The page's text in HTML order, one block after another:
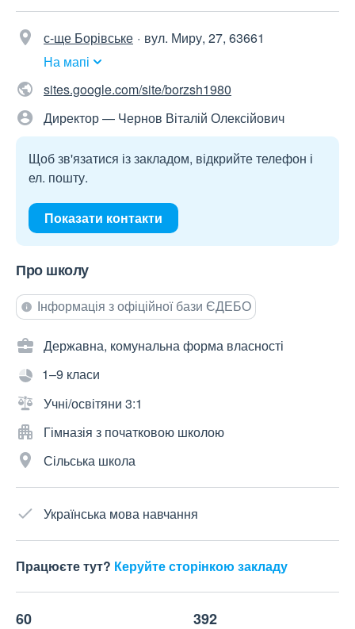
с-ще Борівське
вул. Миру, 27, 63661
На мапі
sites.google.com/site/borzsh1980
Директор — Чернов Віталій Олексійович
Щоб зв'язатися із закладом, відкрийте телефон і
ел. пошту.
Показати контакти
Про школу
Інформація з офіційної бази ЄДЕБО
Державна, комунальна форма власності
1–9 класи
Учні/освітяни 3:1
Гімназія з початковою школою
Сільська школа
Українська мова навчання
Працюєте тут? Керуйте сторінкою закладу
60 392